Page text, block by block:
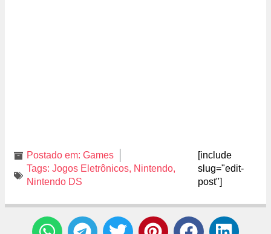
Postado em: Games
Tags: Jogos Eletrônicos, Nintendo,
Nintendo DS
[include
slug="edit-
post"]